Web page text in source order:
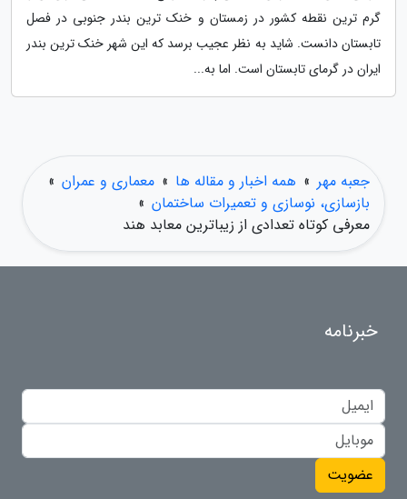
گرم ترین نقطه کشور در زمستان و خنک ترین بندر جنوبی در فصل
تابستان دانست. شاید به نظر عجیب برسد که این شهر خنک ترین بندر
ایران در گرمای تابستان است. اما به...
جعبه مهر » همه اخبار و مقاله ها » معماری و عمران »
بازسازی، نوسازی و تعمیرات ساختمان »
معرفی کوتاه تعدادی از زیباترین معابد هند
خبرنامه
عضویت